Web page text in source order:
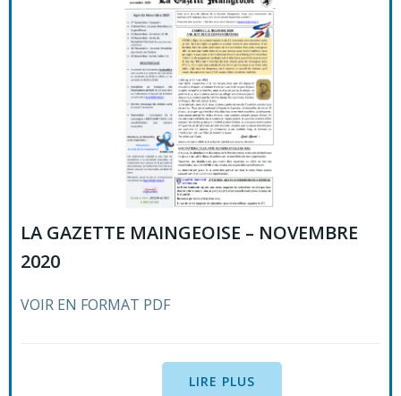
LA GAZETTE MAINGEOISE – NOVEMBRE
2020
VOIR EN FORMAT PDF
LIRE PLUS